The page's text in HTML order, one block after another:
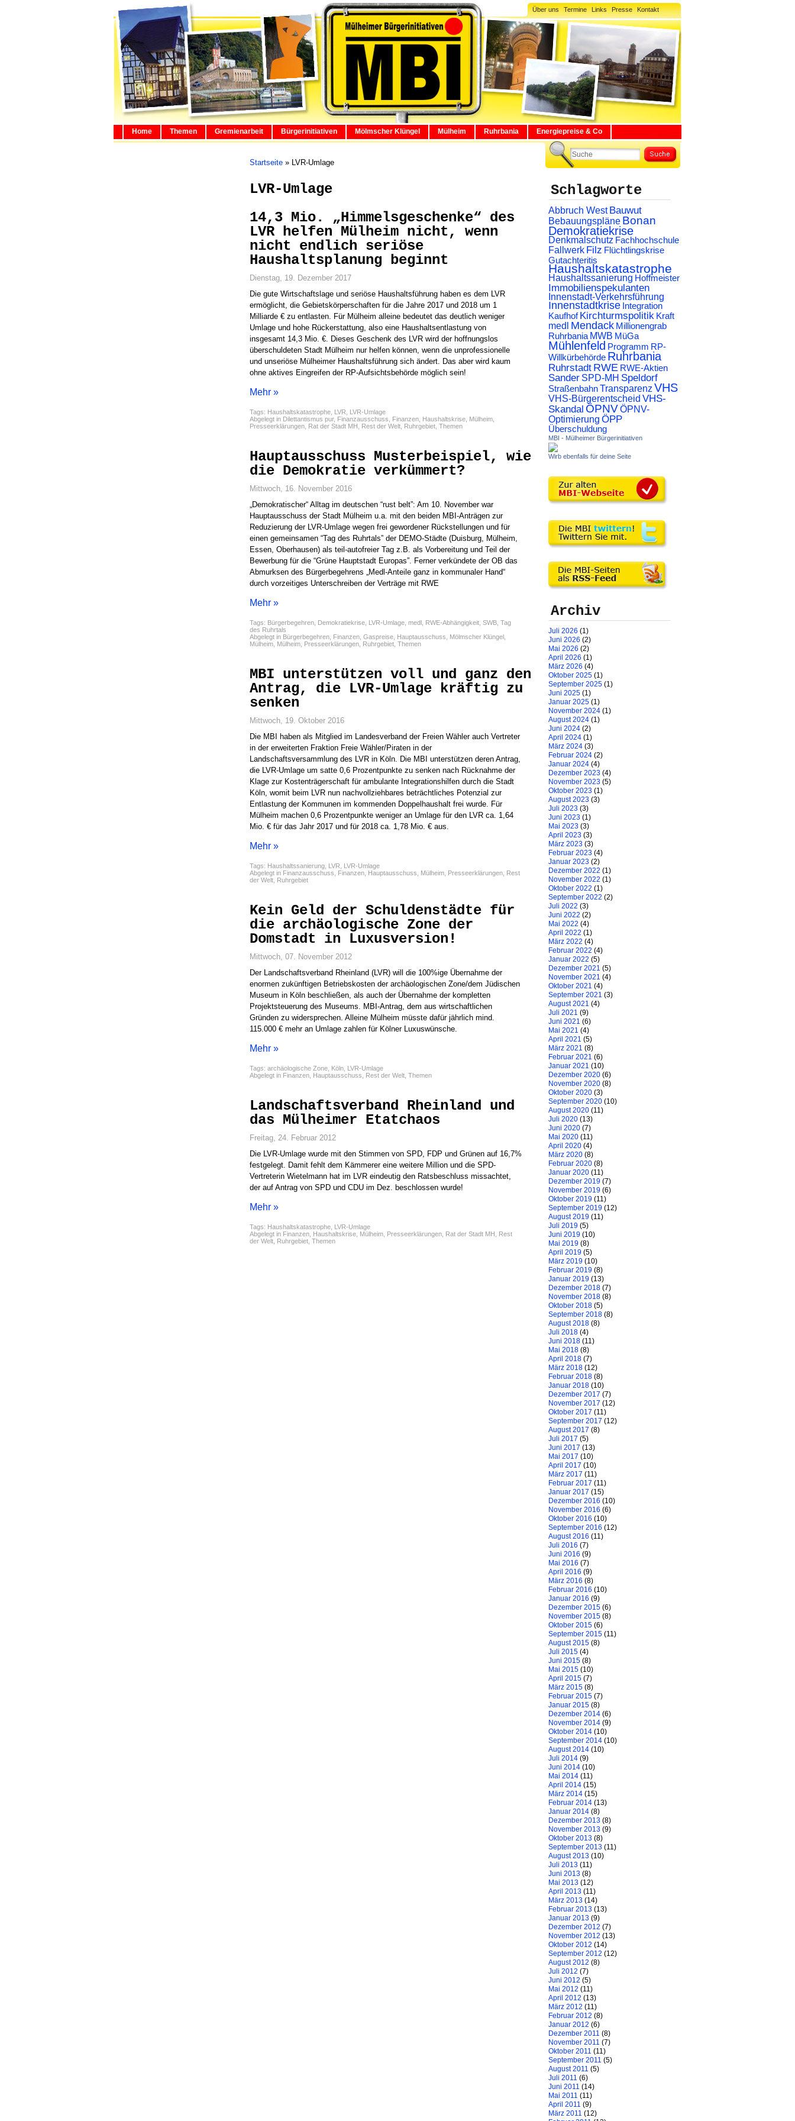
Über uns Termine Links Presse Kontakt
Home Themen Gremienarbeit Bürgerinitiativen Mölmscher Klüngel Mülheim Ruhrbania Energiepreise & Co
Startseite » LVR-Umlage
LVR-Umlage
14,3 Mio. „Himmelsgeschenke“ des
LVR helfen Mülheim nicht, wenn
nicht endlich seriöse
Haushaltsplanung beginnt
Dienstag, 19. Dezember 2017
Die gute Wirtschaftslage und seriöse Haushaltsführung haben es dem LVR
ermöglicht, die Gebietskörperschaften für die Jahre 2017 und 2018 um 1
Milliarde € zu entlasten. Für Mülheim alleine bedeutet das deutlich weniger
Umlage und hohe Rückerstattung, also eine Haushaltsentlastung von
insgesamt 14,3 Mio. €. Dieses Geschenk des LVR wird der hoffnungslos
überschuldeten Stadt Mülheim nur helfen können, wenn die unprofessionelle
und unseriöse Mülheimer Haushaltsführung sich ändert. Das aber wird kaum
ohne aktives Eingreifen der RP-Aufsichtsbehörde möglich sein!
Mehr »
Tags: Haushaltskatastrophe LVR
LVR-Umlage
Abgelegt in Dilettantismus pur, Finanzausschuss Finanzen Haushaltskrise Mülheim
Presseerklärungen Rat der Stadt MH Rest der Welt Ruhrgebiet Themen
Hauptausschuss Musterbeispiel, wie
die Demokratie verkümmert?
Mittwoch, 16. November 2016
„Demokratischer“ Alltag im deutschen “rust belt”: Am 10. November war
Hauptausschuss der Stadt Mülheim u.a. mit den beiden MBI-Anträgen zur
Reduzierung der LVR-Umlage wegen frei gewordener Rückstellungen und für
einen gemeinsamen “Tag des Ruhrtals” der DEMO-Städte (Duisburg, Mülheim,
Essen, Oberhausen) als teil-autofreier Tag z.B. als Vorbereitung und Teil der
Bewerbung für die “Grüne Hauptstadt Europas”. Ferner verkündete der OB das
Abmurksen des Bürgerbegehrens „Medl-Anteile ganz in kommunaler Hand“
durch vorzeitiges Unterschreiben der Verträge mit RWE
Mehr »
Tags: Bürgerbegehren Demokratiekrise LVR-Umlage medl RWE-Abhängigkeit SWB Tag
des Ruhrtals
Abgelegt in Bürgerbegehren Finanzen Gaspreise Hauptausschuss Mölmscher Klüngel
Mülheim Mülheim Presseerklärungen Ruhrgebiet Themen
MBI unterstützen voll und ganz den
Antrag, die LVR-Umlage kräftig zu
senken
Mittwoch, 19. Oktober 2016
Die MBI haben als Mitglied im Landesverband der Freien Wähler auch Vertreter
in der erweiterten Fraktion Freie Wähler/Piraten in der
Landschaftsversammlung des LVR in Köln. Die MBI unterstützen deren Antrag,
die LVR-Umlage um satte 0,6 Prozentpunkte zu senken nach Rücknahme der
Klage zur Kostenträgerschaft für ambulante Integrationshilfen durch die Stadt
Köln, womit beim LVR nun nachvollziehbares beträchtliches Potenzial zur
Entlastung der Kommunen im kommenden Doppelhaushalt frei wurde. Für
Mülheim machen 0,6 Prozentpunkte weniger an Umlage für den LVR ca. 1,64
Mio. € für das Jahr 2017 und für 2018 ca. 1,78 Mio. € aus.
Mehr »
Tags: Haushaltssanierung LVR
LVR-Umlage
Abgelegt in Finanzausschuss Finanzen Hauptausschuss Mülheim Presseerklärungen Rest
der Welt Ruhrgebiet
Kein Geld der Schuldenstädte für
die archäologische Zone der
Domstadt in Luxusversion!
Mittwoch, 07. November 2012
Der Landschaftsverband Rheinland (LVR) will die 100%ige Übernahme der
enormen zukünftigen Betriebskosten der archäologischen Zone/dem Jüdischen
Museum in Köln beschließen, als auch der Übernahme der kompletten
Projektsteuerung des Museums. MBI-Antrag, dem aus wirtschaftlichen
Gründen zu widersprechen. Alleine Mülheim müsste dafür jährlich mind.
115.000 € mehr an Umlage zahlen für Kölner Luxuswünsche.
Mehr »
Tags: archäologische Zone Köln LVR-Umlage
Abgelegt in Finanzen Hauptausschuss Rest der Welt Themen
Landschaftsverband Rheinland und
das Mülheimer Etatchaos
Freitag, 24. Februar 2012
Die LVR-Umlage wurde mit den Stimmen von SPD, FDP und Grünen auf 16,7%
festgelegt. Damit fehlt dem Kämmerer eine weitere Million und die SPD-
Vertreterin Wietelmann hat im LVR eindeutig den Ratsbeschluss missachtet,
der auf Antrag von SPD und CDU im Dez. beschlossen wurde!
Mehr »
Tags: Haushaltskatastrophe LVR-Umlage
Abgelegt in Finanzen Haushaltskrise Mülheim Presseerklärungen Rat der Stadt MH
Rest
der Welt Ruhrgebiet Themen
Schlagworte
Abbruch West Bauwut
Bebauungspläne Bonan
Demokratiekrise
Denkmalschutz Fachhochschule
Fallwerk Filz Flüchtlingskrise
Gutachteritis
Haushaltskatastrophe
Haushaltssanierung Hoffmeister
Immobilienspekulanten
Innenstadt-Verkehrsführung
Innenstadtkrise Integration
Kaufhof Kirchturmspolitik Kraft
medl Mendack Millionengrab
Ruhrbania MWB MüGa
Mühlenfeld Programm RP-
Willkürbehörde Ruhrbania
Ruhrstadt RWE RWE-Aktien
Sander SPD-MH Speldorf
StraßenbahnTransparenz VHS
VHS-Bürgerentscheid VHS-
Skandal ÖPNVÖPNV-
Optimierung ÖPP
Überschuldung
MBI - Mülheimer Bürgerinitiativen
Wirb ebenfalls für deine Seite
Archiv
Juli 2026 (1)
Juni 2026 (2)
Mai 2026 (2)
April 2026 (1)
März 2026 (4)
Oktober 2025 (1)
September 2025 (1)
Juni 2025 (1)
Januar 2025 (1)
November 2024 (1)
August 2024 (1)
Juni 2024 (2)
April 2024 (1)
März 2024 (3)
Februar 2024 (2)
Januar 2024 (4)
Dezember 2023 (4)
November 2023 (5)
Oktober 2023 (1)
August 2023 (3)
Juli 2023 (3)
Juni 2023 (1)
Mai 2023 (3)
April 2023 (3)
März 2023 (3)
Februar 2023 (4)
Januar 2023 (2)
Dezember 2022 (1)
November 2022 (1)
Oktober 2022 (1)
September 2022 (2)
Juli 2022 (3)
Juni 2022 (2)
Mai 2022 (4)
April 2022 (1)
März 2022 (4)
Februar 2022 (4)
Januar 2022 (5)
Dezember 2021 (5)
November 2021 (4)
Oktober 2021 (4)
September 2021 (3)
August 2021 (4)
Juli 2021 (9)
Juni 2021 (6)
Mai 2021 (4)
April 2021 (5)
März 2021 (8)
Februar 2021 (6)
Januar 2021 (10)
Dezember 2020 (6)
November 2020 (8)
Oktober 2020 (3)
September 2020 (10)
August 2020 (11)
Juli 2020 (13)
Juni 2020 (7)
Mai 2020 (11)
April 2020 (4)
März 2020 (8)
Februar 2020 (8)
Januar 2020 (11)
Dezember 2019 (7)
November 2019 (6)
Oktober 2019 (11)
September 2019 (12)
August 2019 (11)
Juli 2019 (5)
Juni 2019 (10)
Mai 2019 (8)
April 2019 (5)
März 2019 (10)
Februar 2019 (8)
Januar 2019 (13)
Dezember 2018 (7)
November 2018 (8)
Oktober 2018 (5)
September 2018 (8)
August 2018 (8)
Juli 2018 (4)
Juni 2018 (11)
Mai 2018 (8)
April 2018 (7)
März 2018 (12)
Februar 2018 (8)
Januar 2018 (10)
Dezember 2017 (7)
November 2017 (12)
Oktober 2017 (11)
September 2017 (12)
August 2017 (8)
Juli 2017 (5)
Juni 2017 (13)
Mai 2017 (10)
April 2017 (10)
März 2017 (11)
Februar 2017 (11)
Januar 2017 (15)
Dezember 2016 (10)
November 2016 (6)
Oktober 2016 (10)
September 2016 (12)
August 2016 (11)
Juli 2016 (7)
Juni 2016 (9)
Mai 2016 (7)
April 2016 (9)
März 2016 (8)
Februar 2016 (10)
Januar 2016 (9)
Dezember 2015 (6)
November 2015 (8)
Oktober 2015 (6)
September 2015 (11)
August 2015 (8)
Juli 2015 (4)
Juni 2015 (8)
Mai 2015 (10)
April 2015 (7)
März 2015 (8)
Februar 2015 (7)
Januar 2015 (8)
Dezember 2014 (6)
November 2014 (9)
Oktober 2014 (10)
September 2014 (10)
August 2014 (10)
Juli 2014 (9)
Juni 2014 (10)
Mai 2014 (11)
April 2014 (15)
März 2014 (15)
Februar 2014 (13)
Januar 2014 (8)
Dezember 2013 (8)
November 2013 (9)
Oktober 2013 (8)
September 2013 (11)
August 2013 (10)
Juli 2013 (11)
Juni 2013 (8)
Mai 2013 (12)
April 2013 (11)
März 2013 (14)
Februar 2013 (13)
Januar 2013 (9)
Dezember 2012 (7)
November 2012 (13)
Oktober 2012 (14)
September 2012 (12)
August 2012 (8)
Juli 2012 (7)
Juni 2012 (5)
Mai 2012 (11)
April 2012 (13)
März 2012 (11)
Februar 2012 (8)
Januar 2012 (6)
Dezember 2011 (8)
November 2011 (7)
Oktober 2011 (11)
September 2011 (5)
August 2011 (5)
Juli 2011 (6)
Juni 2011 (14)
Mai 2011 (11)
April 2011 (9)
März 2011 (12)